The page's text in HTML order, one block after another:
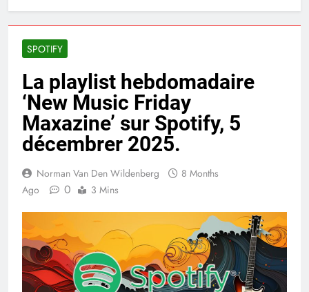
SPOTIFY
La playlist hebdomadaire
‘New Music Friday
Maxazine’ sur Spotify, 5
décembrer 2025.
Norman Van Den Wildenberg
8 Months
Ago
0 3 Mins